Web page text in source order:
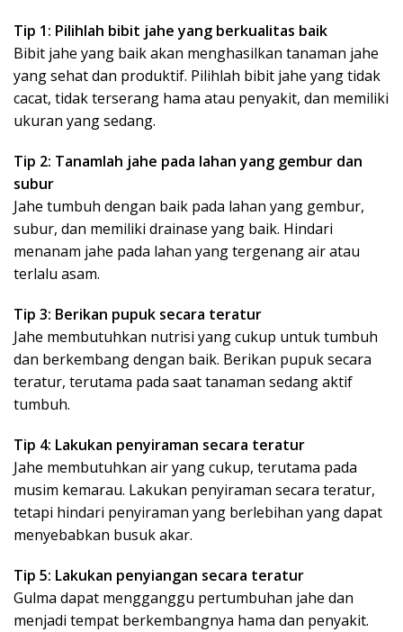
Tip 1: Pilihlah bibit jahe yang berkualitas baik
Bibit jahe yang baik akan menghasilkan tanaman jahe
yang sehat dan produktif. Pilihlah bibit jahe yang tidak
cacat, tidak terserang hama atau penyakit, dan memiliki
ukuran yang sedang.
Tip 2: Tanamlah jahe pada lahan yang gembur dan
subur
Jahe tumbuh dengan baik pada lahan yang gembur,
subur, dan memiliki drainase yang baik. Hindari
menanam jahe pada lahan yang tergenang air atau
terlalu asam.
Tip 3: Berikan pupuk secara teratur
Jahe membutuhkan nutrisi yang cukup untuk tumbuh
dan berkembang dengan baik. Berikan pupuk secara
teratur, terutama pada saat tanaman sedang aktif
tumbuh.
Tip 4: Lakukan penyiraman secara teratur
Jahe membutuhkan air yang cukup, terutama pada
musim kemarau. Lakukan penyiraman secara teratur,
tetapi hindari penyiraman yang berlebihan yang dapat
menyebabkan busuk akar.
Tip 5: Lakukan penyiangan secara teratur
Gulma dapat mengganggu pertumbuhan jahe dan
menjadi tempat berkembangnya hama dan penyakit.